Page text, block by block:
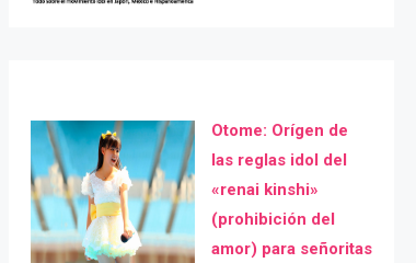
Otome: Orígen de
las reglas idol del
«renai kinshi»
(prohibición del
amor) para señoritas